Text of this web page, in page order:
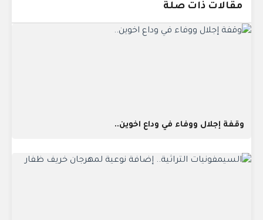
مقالات ذات صلة
وقفة إجلال ووفاء في وداع اخوين..